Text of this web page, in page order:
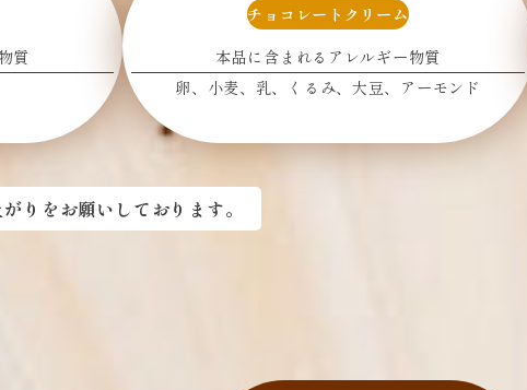
質
チョコレート クリーム
本品に含まれるアレルギー物質
卵
小麦 乳 くるみ 大豆 アーモンド
りを お願いしております。